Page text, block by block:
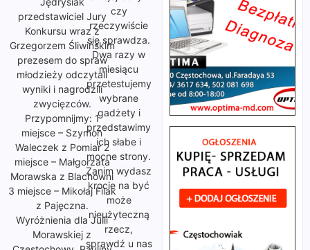
przedstawiciel Jury
Konkursu wraz z
Grzegorzem Śliwińskim
prezesem do spraw
młodzieży odczytali
wyniki i nagrodzili
zwycięzców.
Przypomnijmy: 1
miejsce – Szymon
Waleczek z Pomiar 2
miejsce – Małgorzata
Morawska z Blachowni
3 miejsce – Mikołaj Filak
z Pajęczna.
Wyróżnienia dla Julii
Morawskiej z
czy
rzeczywiście
się sprawdza.
Dwa razy w
miesiącu
przetestujemy
wybrane
gadżety i
przedstawimy
ich słabe i
mocne strony.
Zanim wydasz
krocie na być
może
nieużyteczną
rzecz,
sprawdź u nas